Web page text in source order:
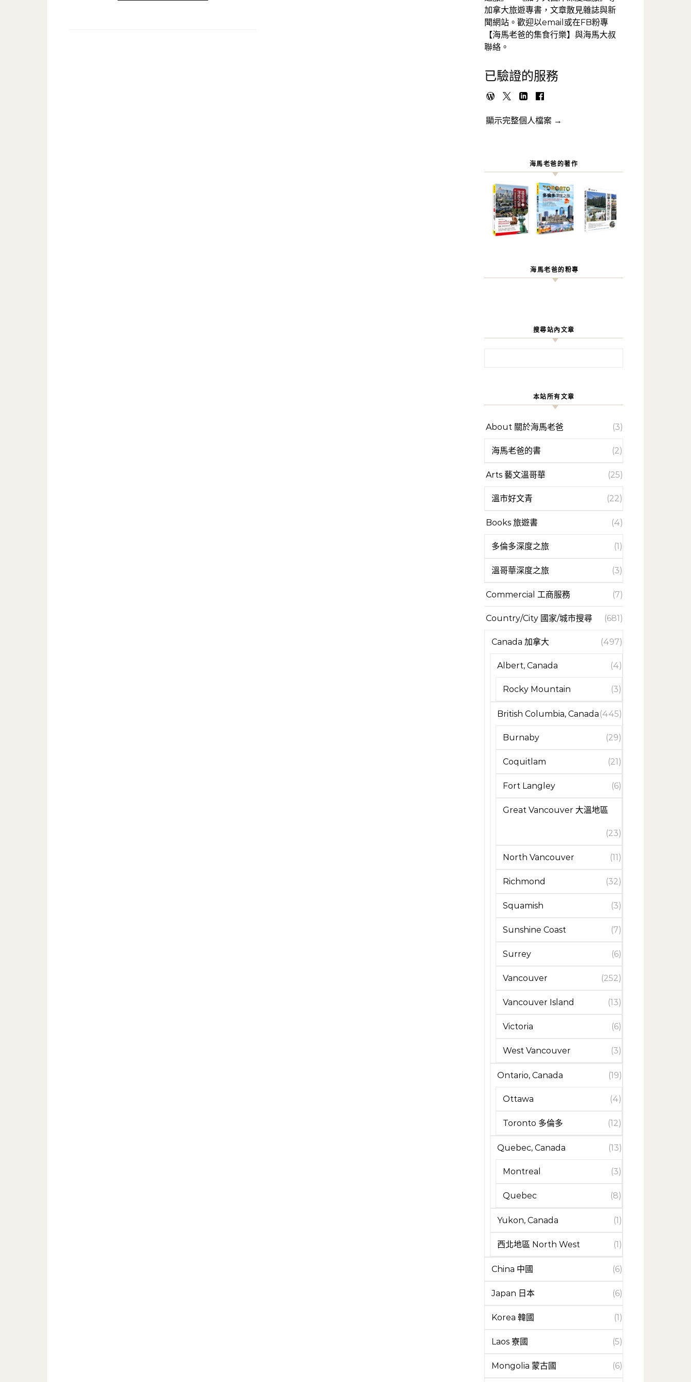
加拿大旅遊專書，文章散見雜誌與新
聞網站。歡迎以email或在FB粉專
【海馬老爸的集食行樂】與海馬大叔
聯絡。
已驗證的服務
顯示完整個人檔案 →
海馬老爸的著作
海馬老爸的粉專
搜尋站內文章
本站所有文章
About 關於海馬老爸 (3)
海馬老爸的書 (2)
Arts 藝文溫哥華 (25)
溫市好文青 (22)
Books 旅遊書 (4)
多倫多深度之旅 (1)
溫哥華深度之旅 (3)
Commercial 工商服務 (7)
Country/City 國家/城市搜尋 (681)
Canada 加拿大 (497)
Albert, Canada (4)
Rocky Mountain (3)
British Columbia, Canada (445)
Burnaby (29)
Coquitlam (21)
Fort Langley (6)
Great Vancouver 大溫地區
(23)
North Vancouver (11)
Richmond (32)
Squamish (3)
Sunshine Coast (7)
Surrey (6)
Vancouver (252)
Vancouver Island (13)
Victoria (6)
West Vancouver (3)
Ontario, Canada (19)
Ottawa (4)
Toronto 多倫多 (12)
Quebec, Canada (13)
Montreal (3)
Quebec (8)
Yukon, Canada (1)
西北地區 North West (1)
China 中國 (6)
Japan 日本 (6)
Korea 韓國 (1)
Laos 寮國 (5)
Mongolia 蒙古國 (6)